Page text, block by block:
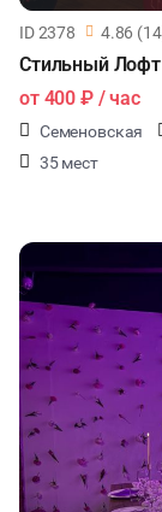
ID 2378 4.86
Стильный
от 400 ₽/ час
Семеновская
35 мест